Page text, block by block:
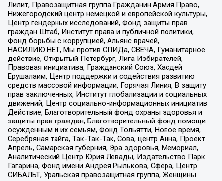
Лилит, Правозащитная группа Гражданин.Армия.Право,
Нижегородский центр немецкой и европейской культуры,
Центр гендерных исследований, Фонд защиты прав
граждан Штаб, Институт права и публичной политики,
Фонд борьбы с коррупцией, Альянс врачей,
НАСИЛИЮ.НЕТ, Мы против СПИДа, СВЕЧА, Гуманитарное
действие, Открытый Петербург, Лига Избирателей,
Правовая инициатива, Гражданский Союз, Хасдей
Ерушалаим, Центр поддержки и содействия развитию
средств массовой информации, Горячая Линия, В защиту
прав заключенных, Институт глобализации и социальных
движений, Центр социально-информационных инициатив
Действие, Благотворительный фонд охраны здоровья и
защиты прав граждан, Благотворительный фонд помощи
осужденным и их семьям, Фонд Тольятти, Новое время,
Серебряная тайга, Так-Так-Так, Сова, центр Анна, Проект
Апрель, Самарская губерния, Эра здоровья, Мемориал,
Аналитический Центр Юрия Левады, Издательство Парк
Гагарина, Фонд имени Андрея Рылькова, Сфера, Центр
СИБАЛЬТ, Уральская правозащитная группа, Женщины